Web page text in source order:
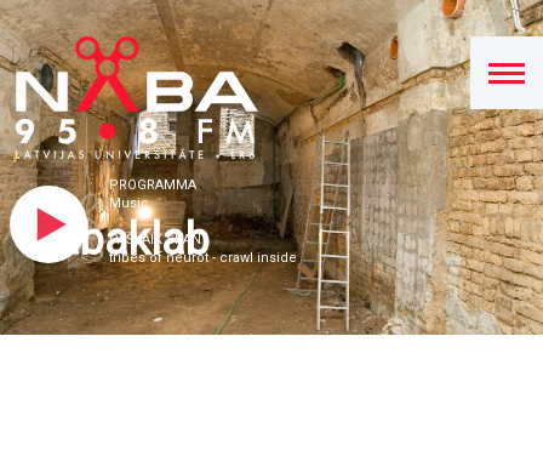
PROGRAMMA
Music
PAŠLAIK SKAN
tribes of neurot - crawl inside
Nabaklab